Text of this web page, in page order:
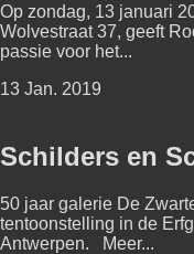
Op zondag, 13 januari
Wolvestraat 37, geeft
passie voor het...
13 Jan. 2019
Schilders en
50 jaar galerie De
tentoonstelling in de
Antwerpen. Meer...